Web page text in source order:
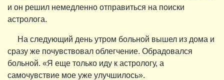
и он решил немедленно отправиться на поиски
астролога.
На следующий день утром больной вышел из дома и
сразу же почувствовал облегчение. Обрадовался
больной. «Я еще только иду к астрологу, а
самочувствие мое уже улучшилось».